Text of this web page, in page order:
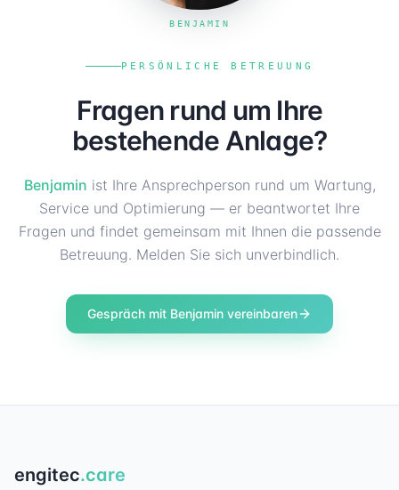
BENJAMIN
PERSÖNLICHE BETREUUNG
Fragen rund um Ihre
bestehende Anlage?
Benjamin ist Ihre Ansprechperson rund um Wartung,
Service und Optimierung — er beantwortet Ihre
Fragen und findet gemeinsam mit Ihnen die passende
Betreuung. Melden Sie sich unverbindlich.
Gespräch mit Benjamin vereinbaren
engitec.care